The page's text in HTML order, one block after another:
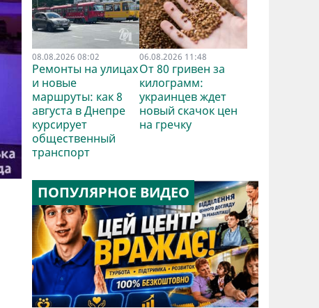
08.08.2026 08:02
Ремонты на улицах
и новые
маршруты: как 8
августа в Днепре
курсирует
общественный
транспорт
06.08.2026 11:48
От 80 гривен за
килограмм:
украинцев ждет
новый скачок цен
на гречку
ПОПУЛЯРНОЕ ВИДЕО